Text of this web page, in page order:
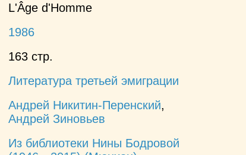
L'Âge d'Homme
1986
163 стр.
Литература третьей эмиграции
Андрей Никитин-Перенский,
Андрей Зиновьев
Из библиотеки Нины Бодровой